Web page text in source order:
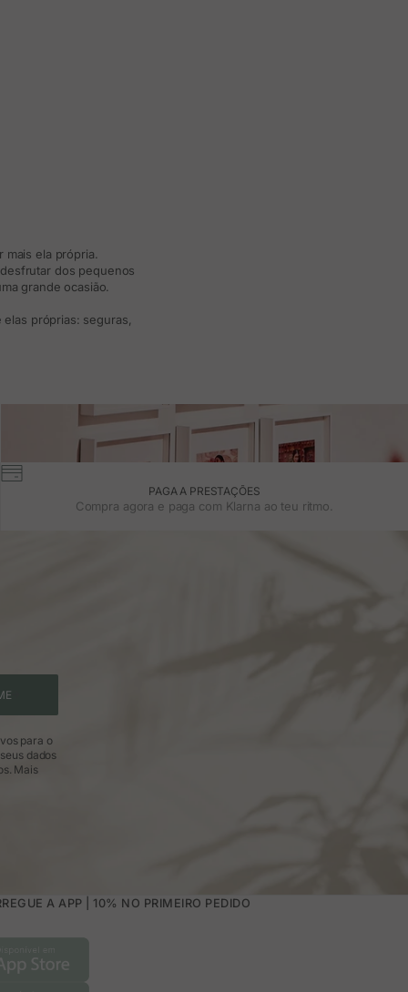
ela própria.
dos pequenos
grande ocasião.
próprias: seguras,
PAGA A PRESTAÇÕES
Compra agora e paga com Klarna ao teu ritmo.
para o
dados
Mais
A APP | 10% NO PRIMEIRO PEDIDO